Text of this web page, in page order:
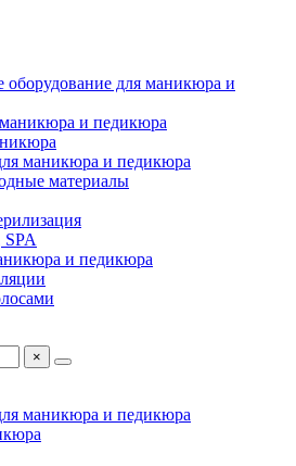
оборудование для маникюра и
и педикюра
маникюра и педикюра
материалы
и педикюра
×
маникюра и педикюра